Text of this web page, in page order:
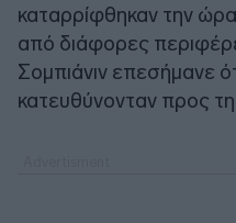
καταρρίφθηκαν την
από διάφορες
Σομπιάνιν επεσήμανε
κατευθύνονταν προς